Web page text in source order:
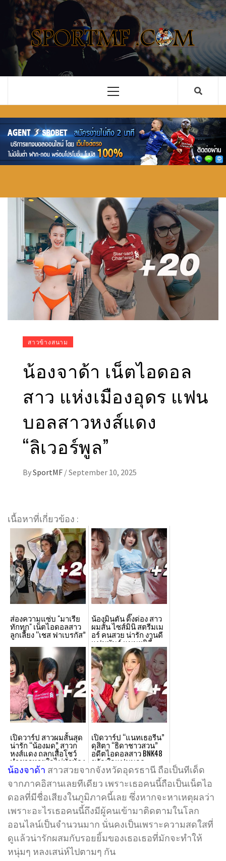
content
รวม ข่าว
ฟุตบอล
อัพเดตใหม่
ทั้งไทย และ
ต่างประเทศ
เว็บไซต์ ข่าวสารในวงการกีฬาลูกหนัง ทั้งไทยและ
ต่างประเทศ ที่จะคอยอัพเดตข่าวลือ ข่าวด่วน การ
ซื้อขายนักเตะ คอบอลอย่างคุณไม่ควรพลาด
Primary
Menu
สาวข้างสนาม
น้องจาด้า เน็ตไอดอล
สาว แห่งเมืองอุดร แฟน
บอลสาวหงส์แดง
“ลิเวอร์พูล”
BySportMF /September 10, 2025
เนื้อหาที่เกี่ยวข้อง :
ส่องความแซ่บ "มาเรีย
ทักทุก" เน็ตไอดอลสาว
ลูกเลี้ยง “เชส ฟาเบรกัส”
น้องมินตัน ดิ๊งด่อง สาว
ผมสั้น ไซส์มินิ สตรีมเม
อร์ คนสวย น่ารัก งานดี
แฟนพันธุ์ แมนฯซิตี้
เปิดวาร์ป สาวผมสั้นสุด
น่ารัก “น้องมด” สาวก
หงส์แดง ถลกเสื้อโชว์
ทำชาวหายใจไม่ทั่วท้อง
เปิดวาร์ป “แนทเธอรีน”
ดุสิตา “ธิดาชาวสวน”
อดีตไอดอลสาว BNK48
ขวัญใจแฟนบอล
“ลิเวอร์พูล”
น้องจาด้า สาวสวยจากจังหวัดอุดรธานี ถือเป็นทีเด็ด
จากภาคอิสานเลยทีเดียว เพราะเธอคนนี้ถือเป็นเน็ตไอ
ดอลที่มีชื่อเสียงในภูมิภาคนี้เลย ซึ่งหากจะหาเหตุผลว่า
เพราะอะไรเธอคนนี้ถึงมีผู้คนเข้ามาติดตามในโลก
ออนไลน์เป็นจำนวนมาก นั่นคงเป็นเพราะความสดใสที่
ดูแล้วน่ารักผสมกับรอยยิ้มของเธอเธอที่มักจะทำให้
หนุ่มๆ หลงเสน่ห์ไปตามๆ กัน